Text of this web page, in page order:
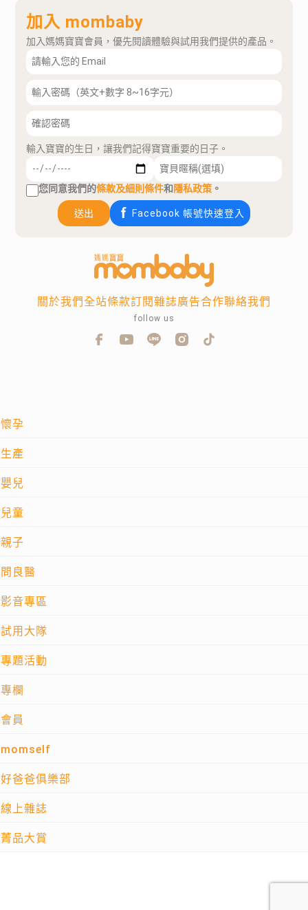
加入 mombaby
加入媽媽寶寶會員，優先閱讀體驗與試用我們提供的產品。
輸入寶寶的生日，讓我們記得寶寶重要的日子。
您同意我們的條款及細則條件和隱私政策 。
送出 Facebook 帳號快速登入
懷孕
生產
嬰兒
兒童
親子
問良醫
影音專區
試用大隊
專題活動
專欄
會員
momself
好爸爸俱樂部
線上雜誌
菁品大賞
關於我們全站條款訂閱雜誌廣告合作聯絡我們
follow us